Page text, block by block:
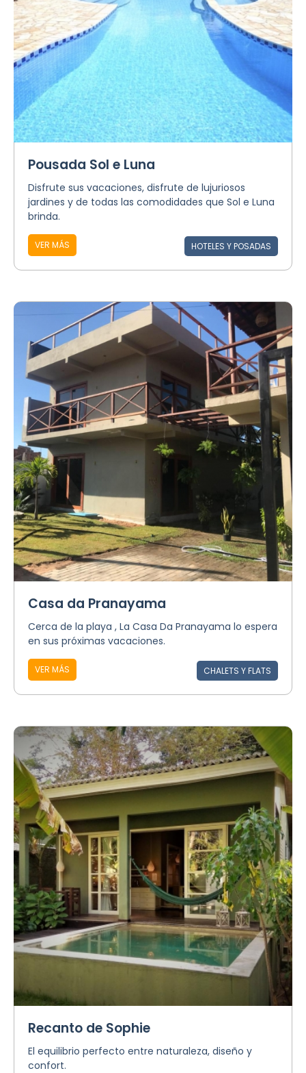
Pousada Sol e Luna
Disfrute sus vacaciones, disfrute de lujuriosos
jardines y de todas las comodidades que Sol e Luna
brinda.
VER MÁS HOTELES Y POSADAS
Casa da Pranayama
Cerca de la playa , La Casa Da Pranayama lo espera
en sus próximas vacaciones.
VER MÁS CHALETS Y FLATS
Recanto de Sophie
El equilibrio perfecto entre naturaleza, diseño y
confort.